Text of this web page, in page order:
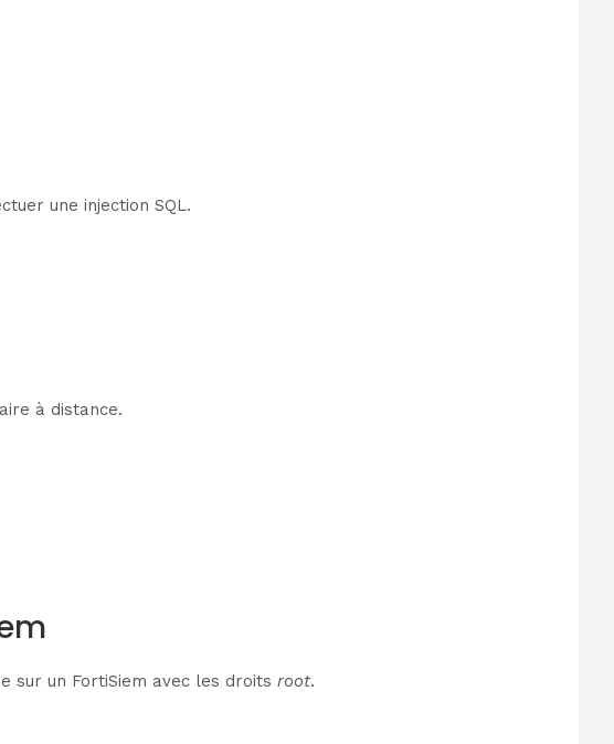
une injection SQL.
à distance.
sur un FortiSiem avec les droits root.